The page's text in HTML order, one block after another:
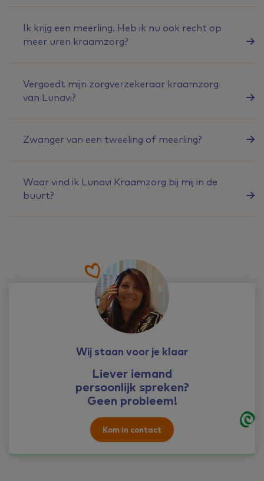
Ik krijg een meerling. Heb ik nu ook recht op
meer uren kraamzorg?
Vergoedt mijn zorgverzekeraar kraamzorg
van Lunavi?
Zwanger van een tweeling of meerling?
Waar vind ik Lunavi Kraamzorg bij mij in de
buurt?
Wij staan voor je klaar
Liever iemand
persoonlijk spreken?
Geen probleem!
Kom in contact